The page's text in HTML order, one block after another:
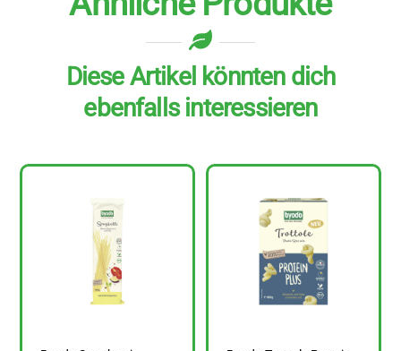
Diese Artikel könnten dich
ebenfalls interessieren